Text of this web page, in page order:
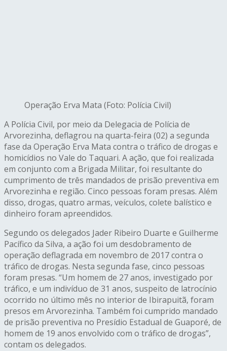
Operação Erva Mata (Foto: Polícia Civil)
A Polícia Civil, por meio da Delegacia de Polícia de
Arvorezinha, deflagrou na quarta-feira (02) a segunda
fase da Operação Erva Mata contra o tráfico de drogas e
homicídios no Vale do Taquari. A ação, que foi realizada
em conjunto com a Brigada Militar, foi resultante do
cumprimento de três mandados de prisão preventiva em
Arvorezinha e região. Cinco pessoas foram presas. Além
disso, drogas, quatro armas, veículos, colete balístico e
dinheiro foram apreendidos.
Segundo os delegados Jader Ribeiro Duarte e Guilherme
Pacífico da Silva, a ação foi um desdobramento de
operação deflagrada em novembro de 2017 contra o
tráfico de drogas. Nesta segunda fase, cinco pessoas
foram presas. “Um homem de 27 anos, investigado por
tráfico, e um indivíduo de 31 anos, suspeito de latrocínio
ocorrido no último mês no interior de Ibirapuitã, foram
presos em Arvorezinha. Também foi cumprido mandado
de prisão preventiva no Presídio Estadual de Guaporé, de
homem de 19 anos envolvido com o tráfico de drogas”,
contam os delegados.